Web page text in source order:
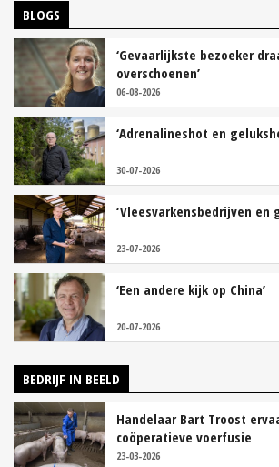
BLOGS
‘Gevaarlijkste bezoeker
overschoenen’
06-08-2026
‘Adrenalineshot en
30-07-2026
‘Vleesvarkensbedrijven en
23-07-2026
‘Een andere kijk op China’
20-07-2026
BEDRIJF IN BEELD
Handelaar Bart Troost
coöperatieve voerfusie
23-03-2026